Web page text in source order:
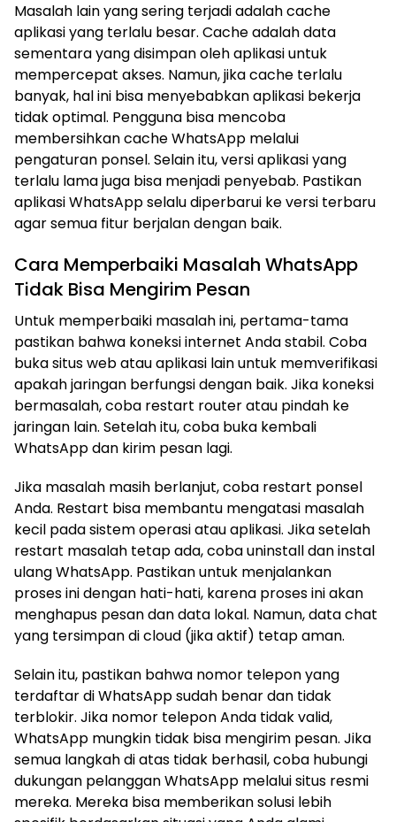
Masalah lain yang sering terjadi adalah cache
aplikasi yang terlalu besar. Cache adalah data
sementara yang disimpan oleh aplikasi untuk
mempercepat akses. Namun, jika cache terlalu
banyak, hal ini bisa menyebabkan aplikasi bekerja
tidak optimal. Pengguna bisa mencoba
membersihkan cache WhatsApp melalui
pengaturan ponsel. Selain itu, versi aplikasi yang
terlalu lama juga bisa menjadi penyebab. Pastikan
aplikasi WhatsApp selalu diperbarui ke versi terbaru
agar semua fitur berjalan dengan baik.
Cara Memperbaiki Masalah WhatsApp
Tidak Bisa Mengirim Pesan
Untuk memperbaiki masalah ini, pertama-tama
pastikan bahwa koneksi internet Anda stabil. Coba
buka situs web atau aplikasi lain untuk memverifikasi
apakah jaringan berfungsi dengan baik. Jika koneksi
bermasalah, coba restart router atau pindah ke
jaringan lain. Setelah itu, coba buka kembali
WhatsApp dan kirim pesan lagi.
Jika masalah masih berlanjut, coba restart ponsel
Anda. Restart bisa membantu mengatasi masalah
kecil pada sistem operasi atau aplikasi. Jika setelah
restart masalah tetap ada, coba uninstall dan instal
ulang WhatsApp. Pastikan untuk menjalankan
proses ini dengan hati-hati, karena proses ini akan
menghapus pesan dan data lokal. Namun, data chat
yang tersimpan di cloud (jika aktif) tetap aman.
Selain itu, pastikan bahwa nomor telepon yang
terdaftar di WhatsApp sudah benar dan tidak
terblokir. Jika nomor telepon Anda tidak valid,
WhatsApp mungkin tidak bisa mengirim pesan. Jika
semua langkah di atas tidak berhasil, coba hubungi
dukungan pelanggan WhatsApp melalui situs resmi
mereka. Mereka bisa memberikan solusi lebih